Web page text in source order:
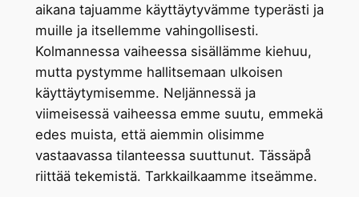
aikana tajuamme käyttäytyvämme typerästi ja
muille ja itsellemme vahingollisesti.
Kolmannessa vaiheessa sisällämme kiehuu,
mutta pystymme hallitsemaan ulkoisen
käyttäytymisemme. Neljännessä ja
viimeisessä vaiheessa emme suutu, emmekä
edes muista, että aiemmin olisimme
vastaavassa tilanteessa suuttunut. Tässäpå
riittää tekemistä. Tarkkailkaamme itseämme.